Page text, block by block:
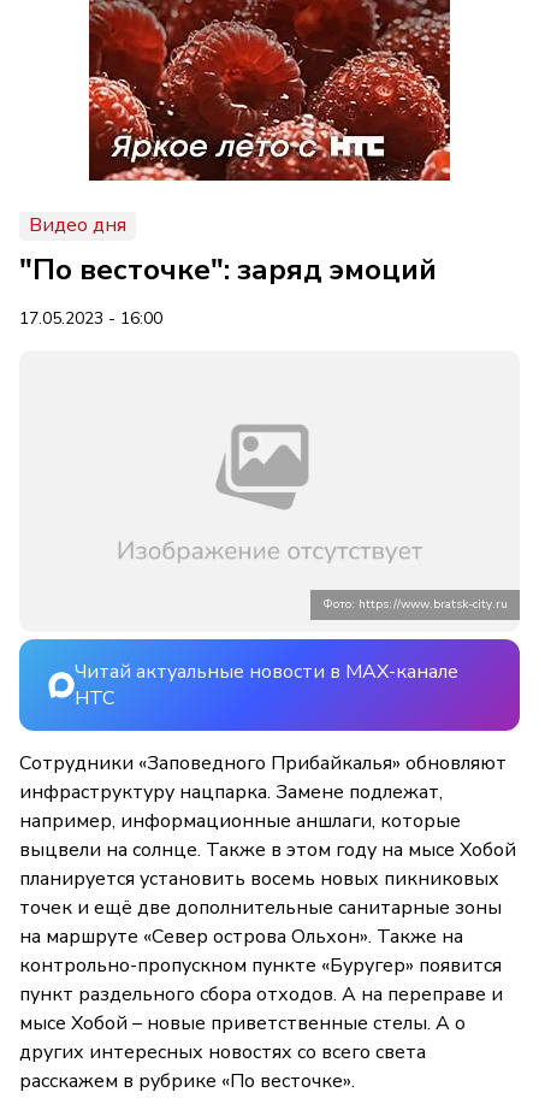
Видео дня
"По весточке": заряд эмоций
17.05.2023 - 16:00
Фото: https://www.bratsk-city.ru
Читай актуальные новости в MAX-канале
НТС
Сотрудники «Заповедного Прибайкалья» обновляют
инфраструктуру нацпарка. Замене подлежат,
например, информационные аншлаги, которые
выцвели на солнце. Также в этом году на мысе Хобой
планируется установить восемь новых пикниковых
точек и ещё две дополнительные санитарные зоны
на маршруте «Север острова Ольхон». Также на
контрольно-пропускном пункте «Буругер» появится
пункт раздельного сбора отходов. А на переправе и
мысе Хобой – новые приветственные стелы. А о
других интересных новостях со всего света
расскажем в рубрике «По весточке».